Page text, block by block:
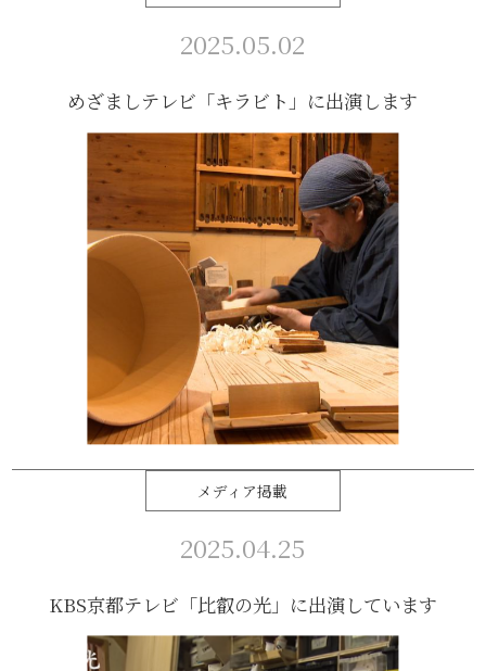
2025.05.02
めざましテレビ「キラビト」に出演します
メディア掲載
2025.04.25
KBS京都テレビ「比叡の光」に出演しています